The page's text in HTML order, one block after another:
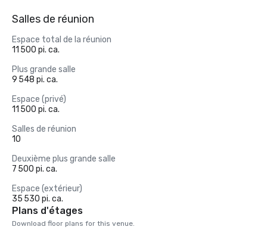
Salles de réunion
Espace total de la réunion
11 500 pi. ca.
Plus grande salle
9 548 pi. ca.
Espace (privé)
11 500 pi. ca.
Salles de réunion
10
Deuxième plus grande salle
7 500 pi. ca.
Espace (extérieur)
35 530 pi. ca.
Plans d'étages
Download floor plans for this venue.